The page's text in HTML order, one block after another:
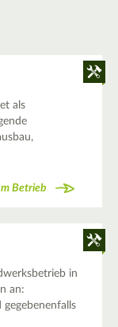
als
Betrieb
in
an:
gegebenenfalls